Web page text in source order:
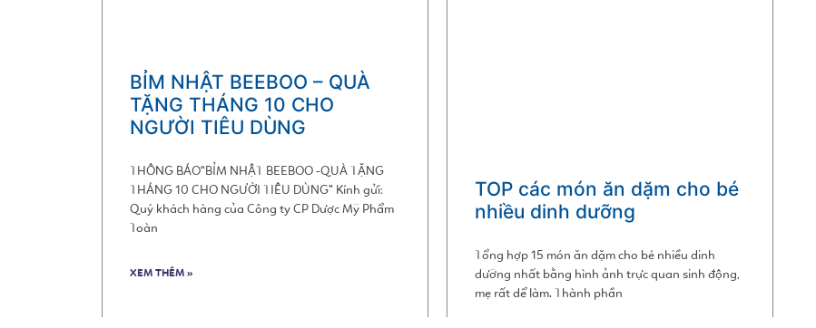
BỈM NHẬT BEEBOO – QUÀ
TẶNG THÁNG 10 CHO
NGƯỜI TIÊU DÙNG
THÔNG BÁO“BỈM NHẬT BEEBOO -QUÀ TẶNG
THÁNG 10 CHO NGƯỜI TIÊU DÙNG” Kính gửi:
Quý khách hàng của Công ty CP Dược Mỹ Phẩm
Toàn
XEM THÊM »
TOP các món ăn dặm cho bé
nhiều dinh dưỡng
Tổng hợp 15 món ăn dặm cho bé nhiều dinh
dưỡng nhất bằng hình ảnh trực quan sinh động,
mẹ rất dể làm. Thành phần